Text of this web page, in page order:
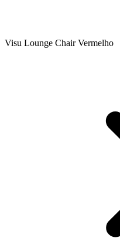
Visu Lounge Chair Vermelho